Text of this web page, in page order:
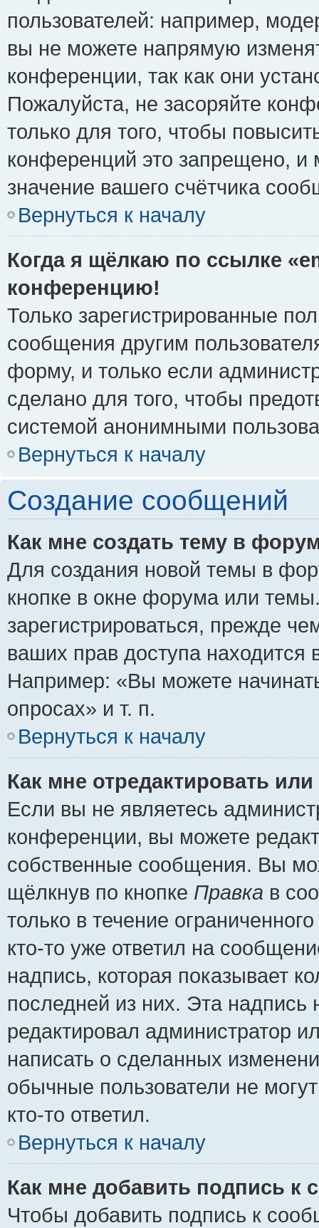
пользователей: например,
вы не можете напрямую
конференции, так как они
Пожалуйста, не засоряйте
только для того, чтобы
конференций это запрещено, и
значение вашего счётчика
Вернуться к началу
Когда я щёлкаю по ссылке
конференцию!
Только зарегистрированные
сообщения другим
форму, и только если
сделано для того, чтобы
системой анонимными
Вернуться к началу
Создание сообщений
Как мне создать тему в
Для создания новой темы в
кнопке в окне форума или
зарегистрироваться, прежде
ваших прав доступа
Например: «Вы можете
опросах» и т. п.
Вернуться к началу
Как мне отредактировать
Если вы не являетесь
конференции, вы можете
собственные сообщения. Вы
щёлкнув по кнопке Правка в
только в течение
кто-то уже ответил на
надпись, которая показывает
последней из них. Эта
редактировал администратор
написать о сделанных
обычные пользователи не
кто-то ответил.
Вернуться к началу
Как мне добавить подпись к
Чтобы добавить подпись к